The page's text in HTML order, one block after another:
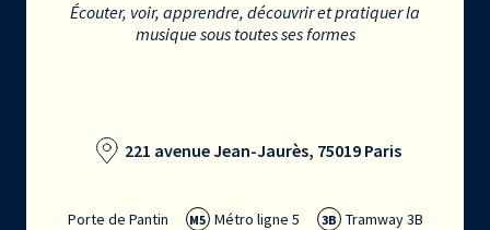
Écouter, voir, apprendre, découvrir et pratiquer la
musique sous toutes ses formes
221 avenue Jean-Jaurès, 75019 Paris
Porte de Pantin M5 Métro ligne 5 3B Tramway 3B